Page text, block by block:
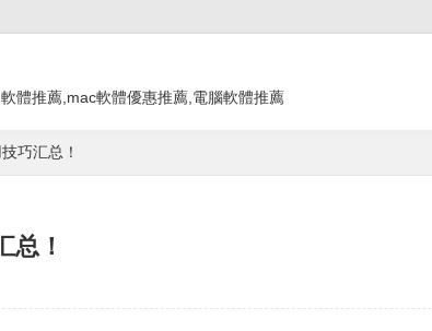
體推薦,mac軟體優惠推薦,電腦軟體推薦
巧汇总！
总！